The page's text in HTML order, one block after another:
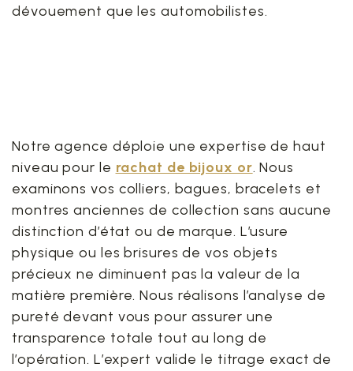
dévouement que les automobilistes.
Notre agence déploie une expertise de haut
niveau pour le rachat de bijoux or. Nous
examinons vos colliers, bagues, bracelets et
montres anciennes de collection sans aucune
distinction d’état ou de marque. L’usure
physique ou les brisures de vos objets
précieux ne diminuent pas la valeur de la
matière première. Nous réalisons l’analyse de
pureté devant vous pour assurer une
transparence totale tout au long de
l’opération. L’expert valide le titrage exact de